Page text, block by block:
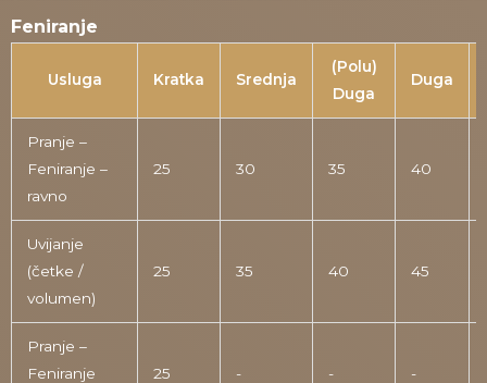
Feniranje
Usluga Kratka Srednja
(Polu)
Duga
Duga
Pranje –
Feniranje –
ravno
25 30 35 40
Uvijanje
(četke /
volumen)
25 35 40 45
Pranje –
Feniranje
25 - - -